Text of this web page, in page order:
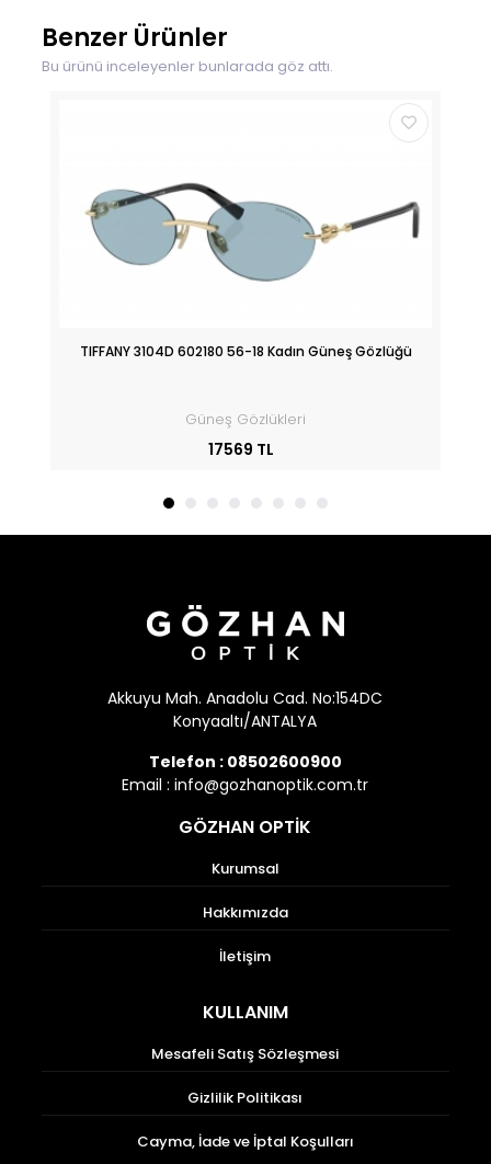
Benzer Ürünler
Bu ürünü inceleyenler bunlarada göz attı.
TIFFANY 3104D 602180 56-18 Kadın Güneş Gözlüğü
Güneş Gözlükleri
17569 TL
Akkuyu Mah. Anadolu Cad. No:154DC
Konyaaltı/ANTALYA
Telefon : 08502600900
Email :info@gozhanoptik.com.tr
GÖZHAN OPTİK
Kurumsal
Hakkımızda
İletişim
KULLANIM
Mesafeli Satış Sözleşmesi
Gizlilik Politikası
Cayma, İade ve İptal Koşulları